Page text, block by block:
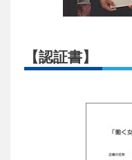
【認証書】